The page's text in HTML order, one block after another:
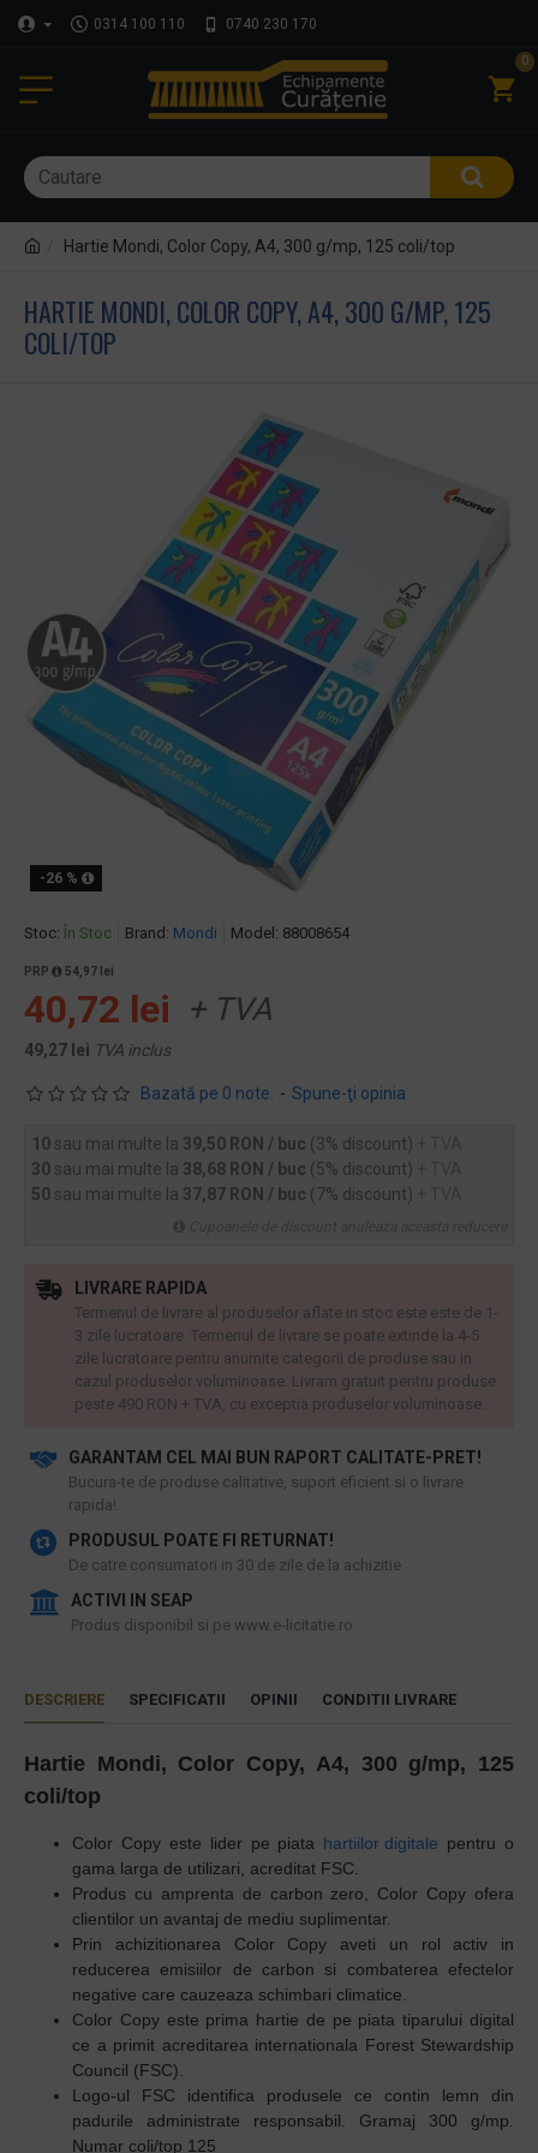
0314 100 110 0740 230 170
0
Hartie Mondi, Color Copy, A4, 300 g/mp, 125 coli/top
HARTIE MONDI, COLOR COPY, A4, 300 G/MP, 125
COLI/TOP
-26 %
Stoc: În Stoc Brand: Mondi Model: 88008654
Bazată pe 0 note. - Spune-ţi opinia
PRP 54,97 lei
40,72 lei + TVA
49,27 lei TVA inclus
10 sau mai multe la 39,50 RON / buc (3% discount)
30 sau mai multe la 38,68 RON / buc (5% discount)
50 sau mai multe la 37,87 RON / buc (7% discount)
GARANTAM CEL MAI BUN RAPORT CALITATE-PRET!
​Bucura-te de produse calitative, suport eficient si o livrare
rapida!
PRODUSUL POATE FI RETURNAT!
De catre consumatori in 30 de zile de la achizitie
ACTIVI IN SEAP
Produs disponibil si pe www.e-licitatie.ro
LIVRARE RAPIDA
Termenul de livrare al produselor aflate in stoc este este de 1-
3 zile lucratoare. Termenul de livrare se poate extinde la 4-5
zile lucratoare pentru anumite categorii de produse sau in
cazul produselor voluminoase. Livram gratuit pentru produse
peste 490 RON + TVA, cu exceptia produselor voluminoase.
DESCRIERE SPECIFICATII OPINII CONDITII LIVRARE
Hartie Mondi, Color Copy, A4, 300 g/mp, 125
coli/top
Color Copy este lider pe piata hartiilor digitale pentru o
gama larga de utilizari, acreditat FSC.
Produs cu amprenta de carbon zero, Color Copy ofera
clientilor un avantaj de mediu suplimentar.
Prin achizitionarea Color Copy aveti un rol activ in
reducerea emisiilor de carbon si combaterea efectelor
negative care cauzeaza schimbari climatice.
Color Copy este prima hartie de pe piata tiparului digital
ce a primit acreditarea internationala Forest Stewardship
Council (FSC).
Logo-ul FSC identifica produsele ce contin lemn din
padurile administrate responsabil. Gramaj 300 g/mp.
Numar coli/top 125